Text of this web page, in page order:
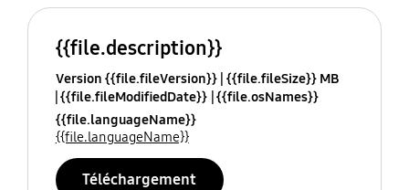
{{file.description}}
Version {{file.fileVersion}} {{file.fileSize}} MB
{{file.fileModifiedDate}} {{file.osNames}}
{{file.languageName}}
{{file.languageName}}
Téléchargement